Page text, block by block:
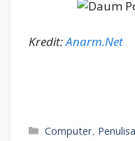
Kredit:Anarm.Net
Categories
Computer,